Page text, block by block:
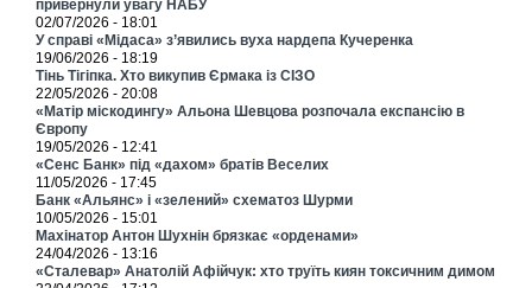
привернули увагу НАБУ
02/07/2026 - 18:01
У справі «Мідаса» з’явились вуха нардепа Кучеренка
19/06/2026 - 18:19
Тінь Тігіпка. Хто викупив Єрмака із СІЗО
22/05/2026 - 20:08
«Матір міскодингу» Альона Шевцова розпочала експансію в
Європу
19/05/2026 - 12:41
«Сенс Банк» під «дахом» братів Веселих
11/05/2026 - 17:45
Банк «Альянс» і «зелений» схематоз Шурми
10/05/2026 - 15:01
Махінатор Антон Шухнін брязкає «орденами»
24/04/2026 - 13:16
«Сталевар» Анатолій Афійчук: хто труїть киян токсичним димом